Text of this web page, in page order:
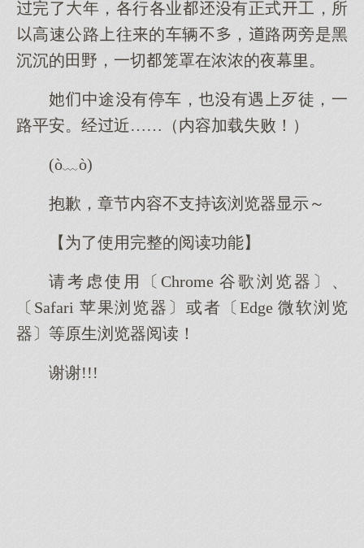
完了年，各行各业有正式工，所
高速公路往的车辆不，路两旁是黑
沉沉的田野，一切笼罩在浓浓的夜幕。
中途有停车，有遇歹徒，一
路平安。经近……（内容加载失败！）
(ò﹏ò)
抱歉，章节内容不支持该浏览器显示～
【为了使用完整的阅读功能】
请考虑使用〔Chrome 谷歌浏览器〕、
〔Safari 苹果浏览器〕或者〔Edge 微软浏览
器〕等原生浏览器阅读！
谢谢!!!